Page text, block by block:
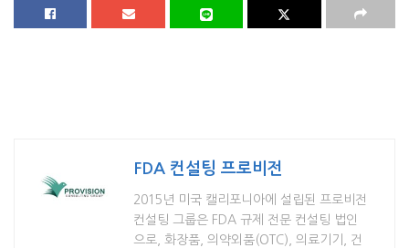
FDA 컨설팅 프로비전
2015년 미국 캘리포니아에 설립된 프로비전
컨설팅 그룹은 FDA 규제 전문 컨설팅 법인
으로, 화장품, 의약외품(OTC), 의료기기, 건